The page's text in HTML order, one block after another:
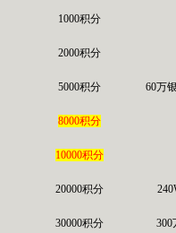
1000积分
2000积分
5000积分 60万
8000积分
10000积分
20000积分
30000积分